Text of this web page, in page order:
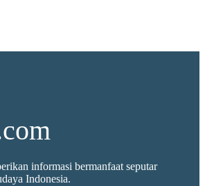
informasi bermanfaat seputar
Indonesia.